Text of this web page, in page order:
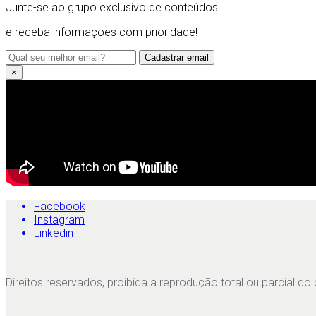
Junte-se ao grupo exclusivo de conteúdos
e receba informações com prioridade!
Cadastrar email
×
Facebook
Instagram
Linkedin
Direitos reservados, proibida a reprodução total ou parcial